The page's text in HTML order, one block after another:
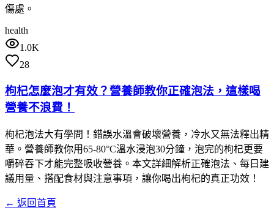
傷處。
health
1.0K
28
枸杞怎麼泡才有效？營養師教你正確泡法，這樣喝
營養不浪費！
枸杞泡法大有學問！錯誤水溫會破壞營養，冷水又無法釋出精
華。營養師教你用65-80°C溫水浸泡30分鐘，泡完的枸杞更要
嚼碎吞下才能完整吸收營養。本文詳細解析正確泡法、每日建
議用量、搭配食材與注意事項，讓你喝出枸杞的真正功效！
← 返回首頁